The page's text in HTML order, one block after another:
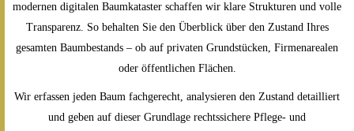
modernen digitalen Baumkataster schaffen wir klare Strukturen und volle
Transparenz. So behalten Sie den Überblick über den Zustand Ihres
gesamten Baumbestands – ob auf privaten Grundstücken, Firmenarealen
oder öffentlichen Flächen.
Wir erfassen jeden Baum fachgerecht, analysieren den Zustand detailliert
und geben auf dieser Grundlage rechtssichere Pflege- und